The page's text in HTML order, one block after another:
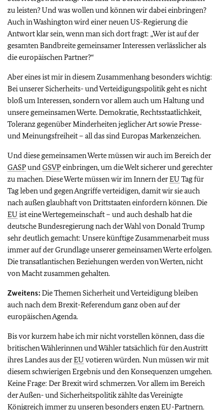
zu leisten? Und was wollen und können wir dabei einbringen?
Auch in Washington wird einer neuen US-Regierung die
Antwort klar sein, wenn man sich dort fragt: „Wer ist auf der
gesamten Bandbreite gemeinsamer Interessen verlässlicher als
die europäischen Partner?“
Aber eines ist mir in diesem Zusammenhang besonders wichtig:
Bei unserer Sicherheits- und Verteidigungspolitik geht es nicht
bloß um Interessen, sondern vor allem auch um Haltung und
unsere gemeinsamen Werte. Demokratie, Rechtsstaatlichkeit,
Toleranz gegenüber Minderheiten jeglicher Art sowie Presse-
und Meinungsfreiheit – all das sind Europas Markenzeichen.
Und diese gemeinsamen Werte müssen wir auch im Bereich der
GASPundGSVPeinbringen, um die Welt sicherer und gerechter
zu machen. Diese Werte müssen wir im Innern derEU Tag für
Tag leben und gegen Angriffe verteidigen, damit wir sie auch
nach außen glaubhaft von Drittstaaten einfordern können. Die
EU ist eine Wertegemeinschaft – und auch deshalb hat die
deutsche Bundesregierung nach der Wahl von Donald Trump
sehr deutlich gemacht: Unsere künftige Zusammenarbeit muss
immer auf der Grundlage unserer gemeinsamen Werte erfolgen.
Die transatlantischen Beziehungen werden von Werten, nicht
von Macht zusammen gehalten.
Zweitens:Die Themen Sicherheit und Verteidigung bleiben
auch nach dem Brexit-Referendum ganz oben auf der
europäischen Agenda.
Bis vor kurzem habe ich mir nicht vorstellen können, dass die
britischen Wählerinnen und Wähler tatsächlich für den Austritt
ihres Landes aus derEU votieren würden. Nun müssen wir mit
diesem schwierigen Ergebnis und den Konsequenzen umgehen.
Keine Frage: Der Brexit wird schmerzen. Vor allem im Bereich
der Außen- und Sicherheitspolitik zählte das Vereinigte
Königreich immer zu unseren besonders engenEU-Partnern.